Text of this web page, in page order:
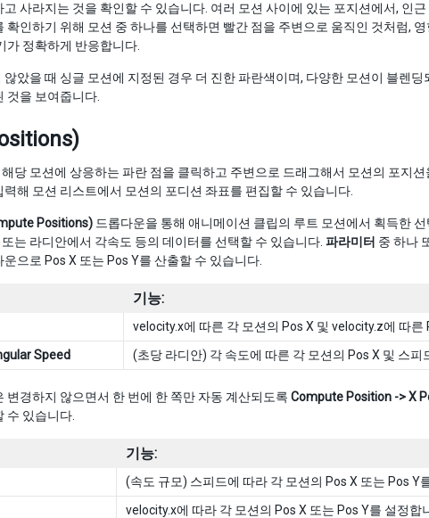
사라지는 것을 확인할 수 있습니다. 여러 모션 사이에 있는 포지션에서, 인
확인하기 위해 모션 중 하나를 선택하면 빨간 점을 주변으로 움직인 것처럼,
가 정확하게 반응합니다.
않았을 때 싱글 모션에 지정된 경우 더 진한 파란색이며, 다양한 모션이 블렌
것을 보여줍니다.
당 모션에 상응하는 파란 점을 클릭하고 주변으로 드래그해서 모션의 포지
력해 모션 리스트에서 모션의 포디션 좌표를 편집할 수 있습니다.
Positions) 드롭다운을 통해 애니메이션 클립의 루트 모션에서 획득한
또는 라디안에서 각속도 등의 데이터를 선택할 수 있습니다. 파라미터 중 하나
으로 Pos X 또는 Pos Y를 산출할 수 있습니다.
기능:
velocity.x에 따른 각 모션의 Pos X 및 velocity.z에 따른
Speed
(초당 라디안) 각 속도에 따른 각 모션의 Pos X 및 스피
변경하지 않으면서 한 번에 한 쪽만 자동 계산되도록 Compute Position -> X
수 있습니다.
기능:
(속도 규모) 스피드에 따라 각 모션의 Pos X 또는 Pos Y
velocity.x에 따라 각 모션의 Pos X 또는 Pos Y를 설정합